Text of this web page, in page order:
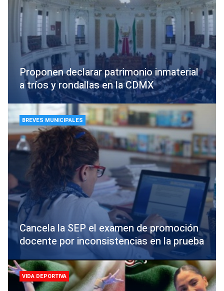
Proponen declarar patrimonio inmaterial
a tríos y rondallas en la CDMX
BREVES MUNICIPALES
Cancela la SEP el examen de promoción
docente por inconsistencias en la prueba
VIDA DEPORTIVA